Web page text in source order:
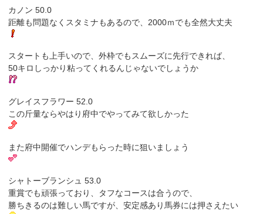
カノン 50.0
距離も問題なくスタミナもあるので、2000ｍでも全然大丈夫
スタートも上手いので、外枠でもスムーズに先行できれば、
50キロしっかり粘ってくれるんじゃないでしょうか
グレイスフラワー 52.0
この斤量ならやはり府中でやってみて欲しかった
また府中開催でハンデもらった時に狙いましょう
シャトーブランシュ 53.0
重賞でも頑張っており、タフなコースは合うので、
勝ちきるのは難しい馬ですが、安定感あり馬券には押さえたい